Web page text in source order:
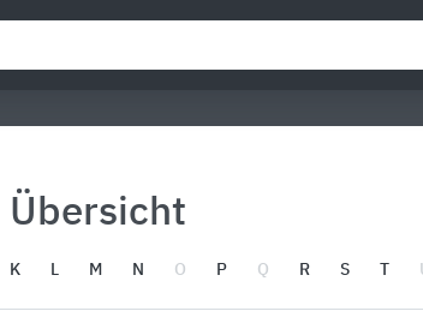
Übersicht
K L M N O P Q R S